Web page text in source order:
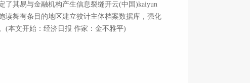
其易与金融机构产生信息裂缝开云(中国)kaiyun
读舞有条目的地区建立狡计主体档案数据库，强化
(本文开始：经济日报 作家：金不雅平)